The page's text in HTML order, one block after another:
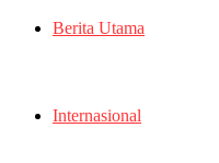
Berita Utama
Internasional